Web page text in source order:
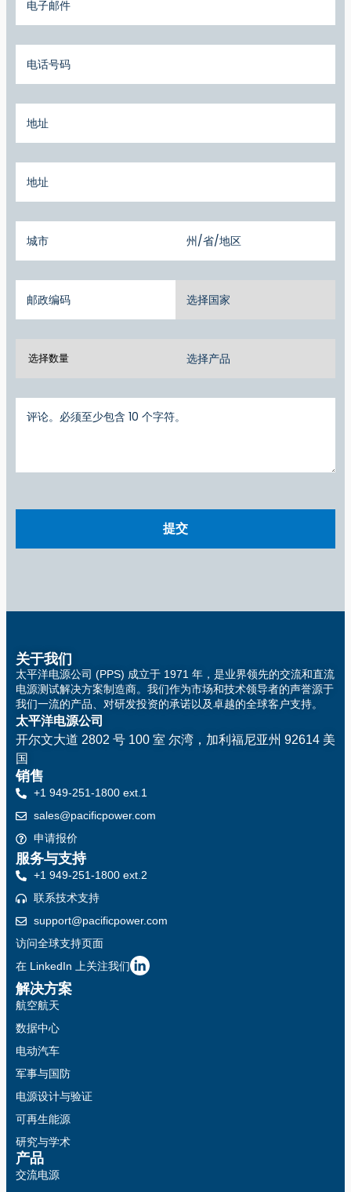
关于我们
太平洋电源公司 (PPS) 成立于 1971 年，是业界领先的交流和直流
电源测试解决方案制造商。我们作为市场和技术领导者的声誉源于
我们一流的产品、对研发投资的承诺以及卓越的全球客户支持。
太平洋电源公司
开尔文大道 2802 号 100 室 尔湾，加利福尼亚州 92614 美
国
解决方案
航空航天
数据中心
电动汽车
军事与国防
电源设计与验证
可再生能源
研究与学术
产品
交流电源
销售
+1 949-251-1800 ext.1
sales@pacificpower.com
申请报价
服务与支持
+1 949-251-1800 ext.2
联系技术支持
support@pacificpower.com
访问全球支持页面
在 LinkedIn 上关注我们